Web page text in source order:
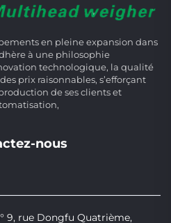
en pleine expansion dans
à une philosophie
technologique, la qualité
prix raisonnables, s’efforçant
de ses clients et
nous
9, rue Dongfu Quatrième,